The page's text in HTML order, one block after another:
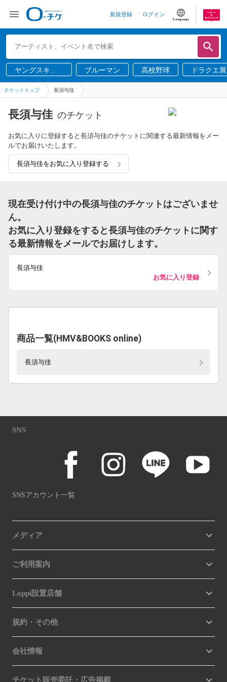
新規登録 ログイン
Language
ヤングスキニ
ー
ブルーマン 高校野球 ドラクエ展
チケットトップ 長須与佳
長須与佳 のチケット
お気に入りに登録すると長須与佳のチケットに関連する最新情報をメー
ルでお届けいたします。
長須与佳をお気に入り登録する
現在受け付け中の長須与佳のチケットはございませ
ん。
お気に入り登録をすると長須与佳のチケットに関す
る最新情報をメールでお届けします。
長須与佳
お気に入り登録
商品一覧(HMV&BOOKS online)
長須与佳
SNS
SNSアカウント一覧
メディア
ご利用案内
Loppi設置店舗
規約・その他
会社情報
チケット販売委託・広告掲載